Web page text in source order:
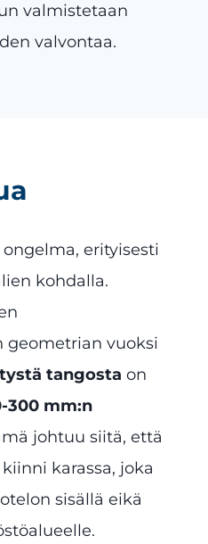
valmistetaan
valvontaa.
erityisesti
kohdalla.
geometrian vuoksi
tangosta on
300 mm:n
johtuu siitä, että
karassa, joka
sisällä eikä